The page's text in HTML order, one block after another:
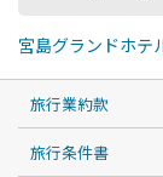
宮島グランドホテ
旅行業約款
旅行条件書